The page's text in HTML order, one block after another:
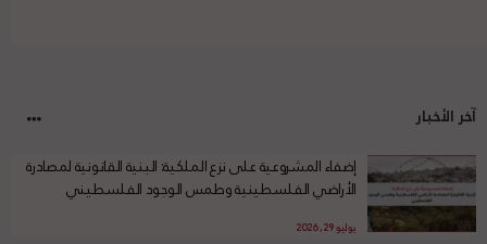
آخر الأخبار
إضفاء المشروعية على نزع الملكية: البنية القانونية لمصادرة
الأراضي الفلسطينية وطمس الوجود الفلسطيني
يوليو 29, 2026